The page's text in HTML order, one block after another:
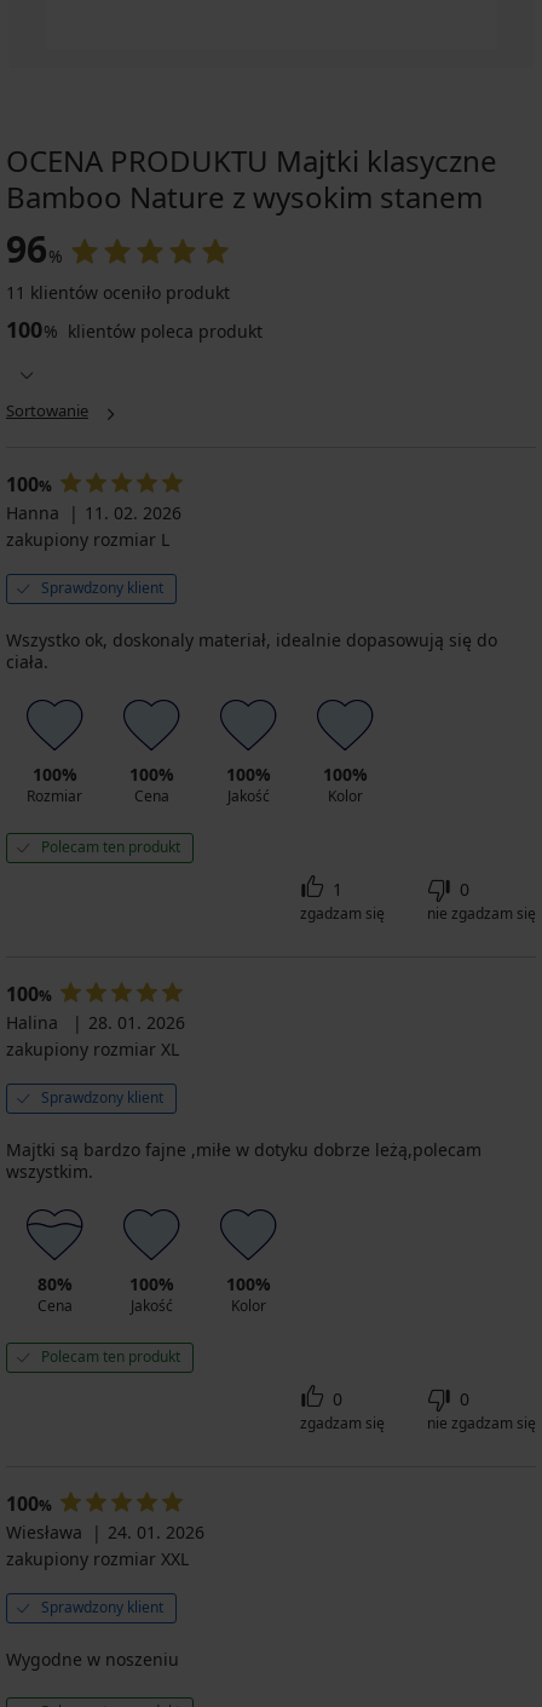
OCENA PRODUKTU Majtki klasyczne
Bamboo Nature z wysokim stanem
96%
11 klientów oceniło produkt
100% klientów poleca produkt
Sortowanie
100%
Hanna
11. 02. 2026
zakupiony rozmiar L
Sprawdzony klient
Wszystko ok, doskonaly materiał, idealnie dopasowują się do
ciała.
100%
Rozmiar
100%
Cena
100%
Jakość
100%
Kolor
Polecam ten produkt
1
zgadzam się
0
nie zgadzam się
100%
Halina
28. 01. 2026
zakupiony rozmiar XL
Sprawdzony klient
Majtki są bardzo fajne ,miłe w dotyku dobrze leżą,polecam
wszystkim.
80%
Cena
100%
Jakość
100%
Kolor
Polecam ten produkt
0
zgadzam się
0
nie zgadzam się
100%
Wiesława
24. 01. 2026
zakupiony rozmiar XXL
Sprawdzony klient
Wygodne w noszeniu